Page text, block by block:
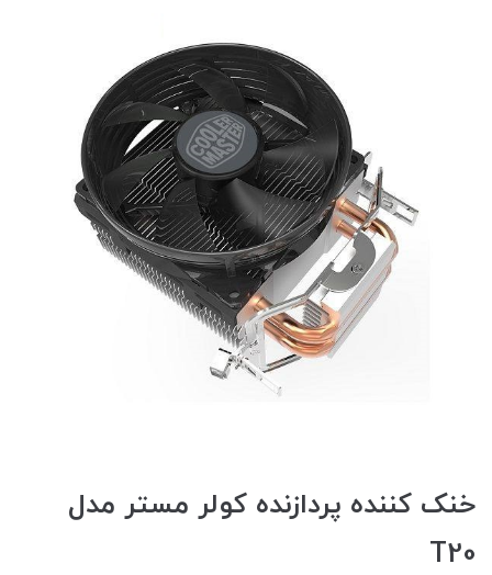
خنک کننده پردازنده کولر مستر مدل
T20